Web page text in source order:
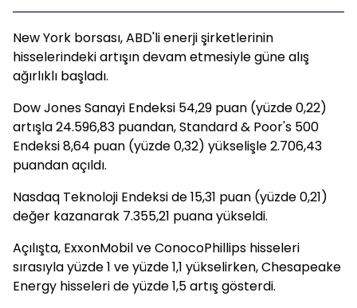
New York borsası, ABD'li enerji şirketlerinin
hisselerindeki artışın devam etmesiyle güne alış
ağırlıklı başladı.
Dow Jones Sanayi Endeksi 54,29 puan (yüzde 0,22)
artışla 24.596,83 puandan, Standard & Poor's 500
Endeksi 8,64 puan (yüzde 0,32) yükselişle 2.706,43
puandan açıldı.
Nasdaq Teknoloji Endeksi de 15,31 puan (yüzde 0,21)
değer kazanarak 7.355,21 puana yükseldi.
Açılışta, ExxonMobil ve ConocoPhillips hisseleri
sırasıyla yüzde 1 ve yüzde 1,1 yükselirken, Chesapeake
Energy hisseleri de yüzde 1,5 artış gösterdi.